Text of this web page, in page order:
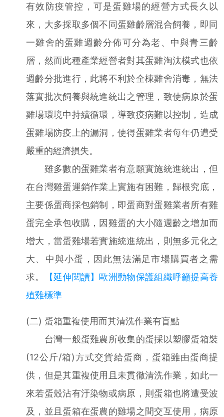
有效防疫管控，可是蛋雞場的經營方式長久以
來，大多採取多個不同蛋雞齡層混合飼養，即同
一雞舍的蛋雞週齡分佈可分為老、中與青三齡
層，然而此種產業經營者對其蛋雞淘汰模式也依
週齡分批進行，此將不利於全棟雞舍消毒，無法
落實批次飼養與統進統出之管理，致使病原於蛋
雞場環境中持續循環，導致疫病難以控制，造成
蛋雞場防疫上的漏洞，使得蛋雞業者每年仍遭受
嚴重的經濟損失。
雖多數的蛋雞業者有意願實施統進統出，但
在台灣雞蛋運銷作業上實施有困難，歸根究底，
主要係蛋商採包銷制，即蛋商對蛋雞業者所有雞
蛋完全承包收購，因雞蛋的大小隨週齡之增加而
增大，當蛋雞場若實施統進統出，則無多元化之
大、中與小蛋，因此無法滿足市場購買者之需
求。
【延伸閱讀】歐洲動物保護組織呼籲提高養
殖雞標準
(二) 蛋箱重複使用而其清洗作業有盲點
台灣一般蛋雞農所收集的蛋採以塑膠蛋箱裝
(12公斤/箱)方式交貨給蛋商，蛋箱雖由蛋商提
供，但是其重複使用且未貫徹清洗作業，如此一
來若蛋殼沾有汙染物或病原，則蛋箱也將遭受波
及，並且蛋箱在蛋農的雞場之間交互使用，病原